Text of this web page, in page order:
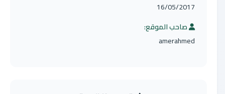
16/05/2017
صاحب الموقع:
amerahmed